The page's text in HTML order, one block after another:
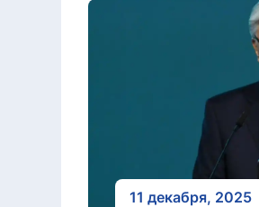
11 декабря, 2025